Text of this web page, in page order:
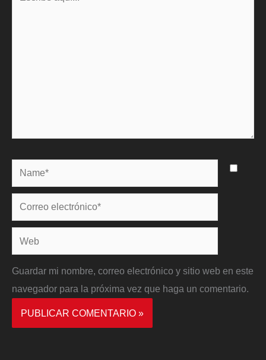
Name*
Correo
electrónico*
Web
Guardar mi nombre, correo electrónico y sitio web en este
navegador para la próxima vez que haga un comentario.